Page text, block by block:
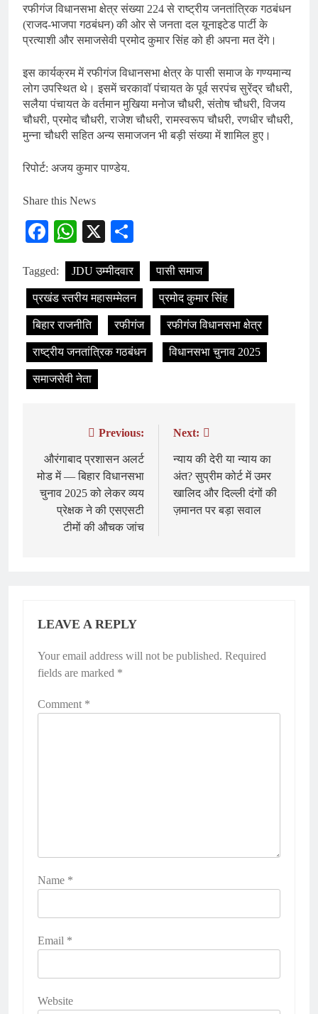
रफीगंज विधानसभा क्षेत्र संख्या 224 से राष्ट्रीय जनतांत्रिक गठबंधन
(राजद-भाजपा गठबंधन) की ओर से जनता दल यूनाइटेड पार्टी के
प्रत्याशी और समाजसेवी प्रमोद कुमार सिंह को ही अपना मत देंगे।
इस कार्यक्रम में रफीगंज विधानसभा क्षेत्र के पासी समाज के गण्यमान्य
लोग उपस्थित थे। इसमें चरकावॉ पंचायत के पूर्व सरपंच सुरेंद्र चौधरी,
सलैया पंचायत के वर्तमान मुखिया मनोज चौधरी, संतोष चौधरी, विजय
चौधरी, प्रमोद चौधरी, राजेश चौधरी, रामस्वरूप चौधरी, रणधीर चौधरी,
मुन्ना चौधरी सहित अन्य समाजजन भी बड़ी संख्या में शामिल हुए।
रिपोर्ट: अजय कुमार पाण्डेय.
Share this News
Facebook
WhatsApp
X
Tagged: JDU उम्मीदवार पासी समाज
प्रखंड स्तरीय महासम्मेलन प्रमोद कुमार सिंह
बिहार राजनीति रफीगंज रफीगंज विधानसभा क्षेत्र
राष्ट्रीय जनतांत्रिक गठबंधन विधानसभा चुनाव 2025
समाजसेवी नेता
navigation
Previous:
औरंगाबाद प्रशासन अलर्ट
मोड में — बिहार विधानसभा
चुनाव 2025 को लेकर व्यय
प्रेक्षक ने की एसएसटी
टीमों की औचक जांच
Next:
न्याय की देरी या न्याय का
अंत? सुप्रीम कोर्ट में उमर
खालिद और दिल्ली दंगों की
ज़मानत पर बड़ा सवाल
LEAVE A REPLY
Your email address will not be published. Required
fields are marked *
Comment *
Name *
Email *
Website